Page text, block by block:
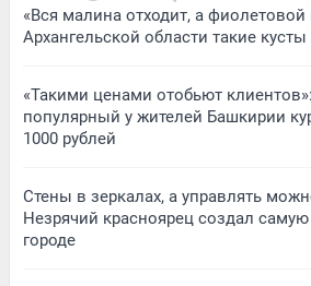
«Вся малина отходит, а фиолетовой
Архангельской области такие
«Такими ценами отобьют
популярный у жителей Башкирии
1000 рублей
Стены в зеркалах, а управлять
Незрячий красноярец создал
городе